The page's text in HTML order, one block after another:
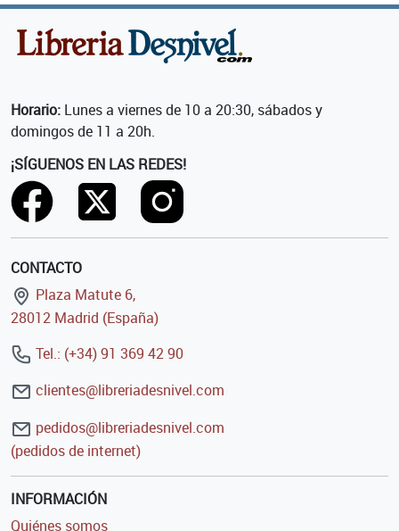
Horario: Lunes a viernes de 10 a 20:30, sábados y
domingos de 11 a 20h.
¡SÍGUENOS EN LAS REDES!
CONTACTO
Plaza Matute 6,
28012 Madrid (España)
Tel.: (+34) 91 369 42 90
clientes@libreriadesnivel.com
pedidos@libreriadesnivel.com
(pedidos de internet)
INFORMACIÓN
Quiénes somos